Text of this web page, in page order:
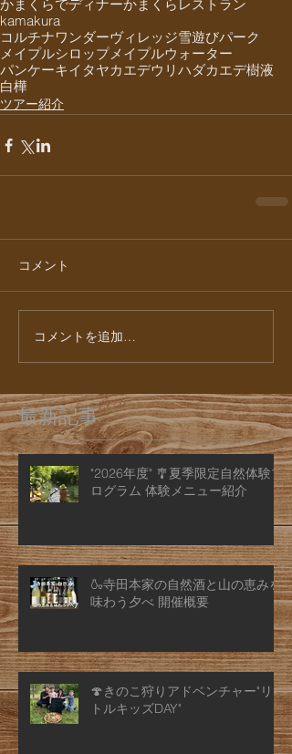
かまくらでディナーかまくらレストラン
kamakura
コルチナワンダーヴィレッジ雪遊びパーク
メイプルシロップメイプルウォーター
パンケーキイタヤカエデウリハダカエデ樹液
白樺
ツアー紹介
コメント
コメントを追加…
最新記事
"2026年度" 🎐夏季限定自然体験プ
ログラム 体験メニュー紹介
🍶寺田本家の自然酒と山の恵みを
味わう夕べ 開催概要
🍄きのこ狩りアドベンチャー"リ
トルキッズDAY"